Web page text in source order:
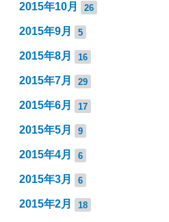
2015年10月 26
2015年9月 5
2015年8月 16
2015年7月 29
2015年6月 17
2015年5月 9
2015年4月 6
2015年3月 6
2015年2月 18